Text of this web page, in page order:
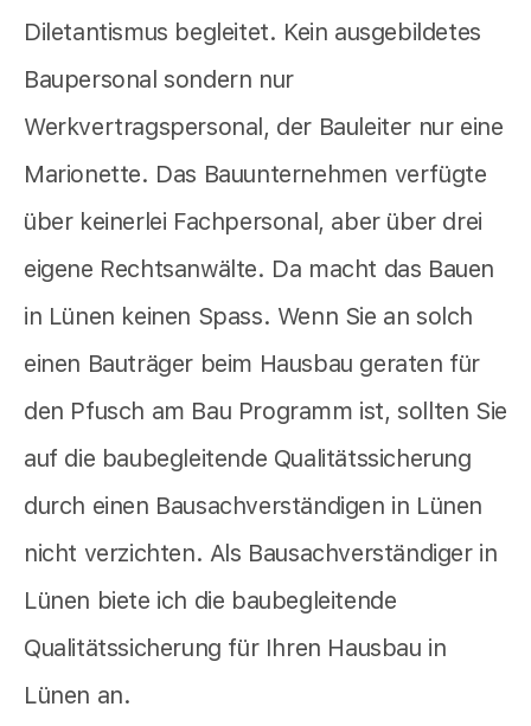
Diletantismus begleitet. Kein ausgebildetes
Baupersonal sondern nur
Werkvertragspersonal, der Bauleiter nur eine
Marionette. Das Bauunternehmen verfügte
über keinerlei Fachpersonal, aber über drei
eigene Rechtsanwälte. Da macht das Bauen
in Lünen keinen Spass. Wenn Sie an solch
einen Bauträger beim Hausbau geraten für
den Pfusch am Bau Programm ist, sollten Sie
auf die baubegleitende Qualitätssicherung
durch einen Bausachverständigen in Lünen
nicht verzichten. Als Bausachverständiger in
Lünen biete ich die baubegleitende
Qualitätssicherung für Ihren Hausbau in
Lünen an.